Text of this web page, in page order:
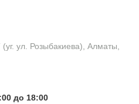
ул. Розыбакиева), Алматы,
до 18:00